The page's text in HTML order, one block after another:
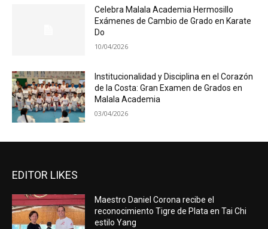
Celebra Malala Academia Hermosillo
Exámenes de Cambio de Grado en Karate
Do
10/04/2026
Institucionalidad y Disciplina en el Corazón
de la Costa: Gran Examen de Grados en
Malala Academia
03/04/2026
EDITOR LIKES
Maestro Daniel Corona recibe el
reconocimiento Tigre de Plata en Tai Chi
estilo Yang